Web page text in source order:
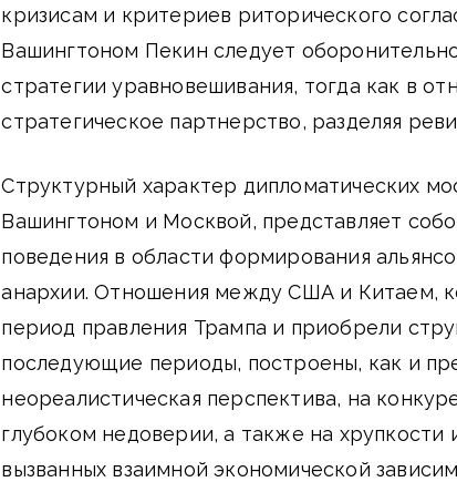
кризисам и критериев риторического
Вашингтоном Пекин следует
стратегии уравновешивания, тогда как в
стратегическое партнерство, разделяя
Структурный характер дипломатических
Вашингтоном и Москвой, представляет
поведения в области формирования
анархии. Отношения между США и Китаем,
период правления Трампа и приобрели
последующие периоды, построены, как и
неореалистическая перспектива, на
глубоком недоверии, а также на хрупкости
вызванных взаимной экономической